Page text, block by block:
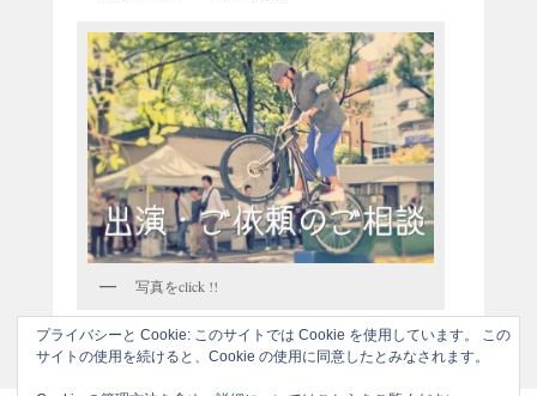
写真をclick !!
プライバシーと Cookie: このサイトでは Cookie を使用しています。 この
サイトの使用を続けると、Cookie の使用に同意したとみなされます。